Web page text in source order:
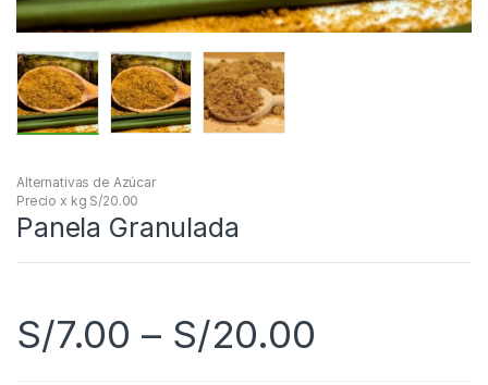
Alternativas de Azúcar
Precio x kg S/20.00
Panela Granulada
S/7.00 – S/20.00